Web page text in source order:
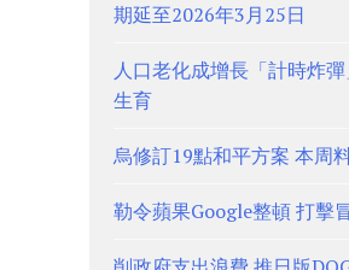
期延至2026年3月25日
人口老化成增長「計時炸
生育
烏修訂19點和平方案 本周
勒令蘋果Google整頓 打擊